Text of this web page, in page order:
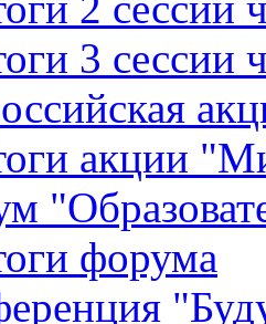
3 сессии
акции
форума